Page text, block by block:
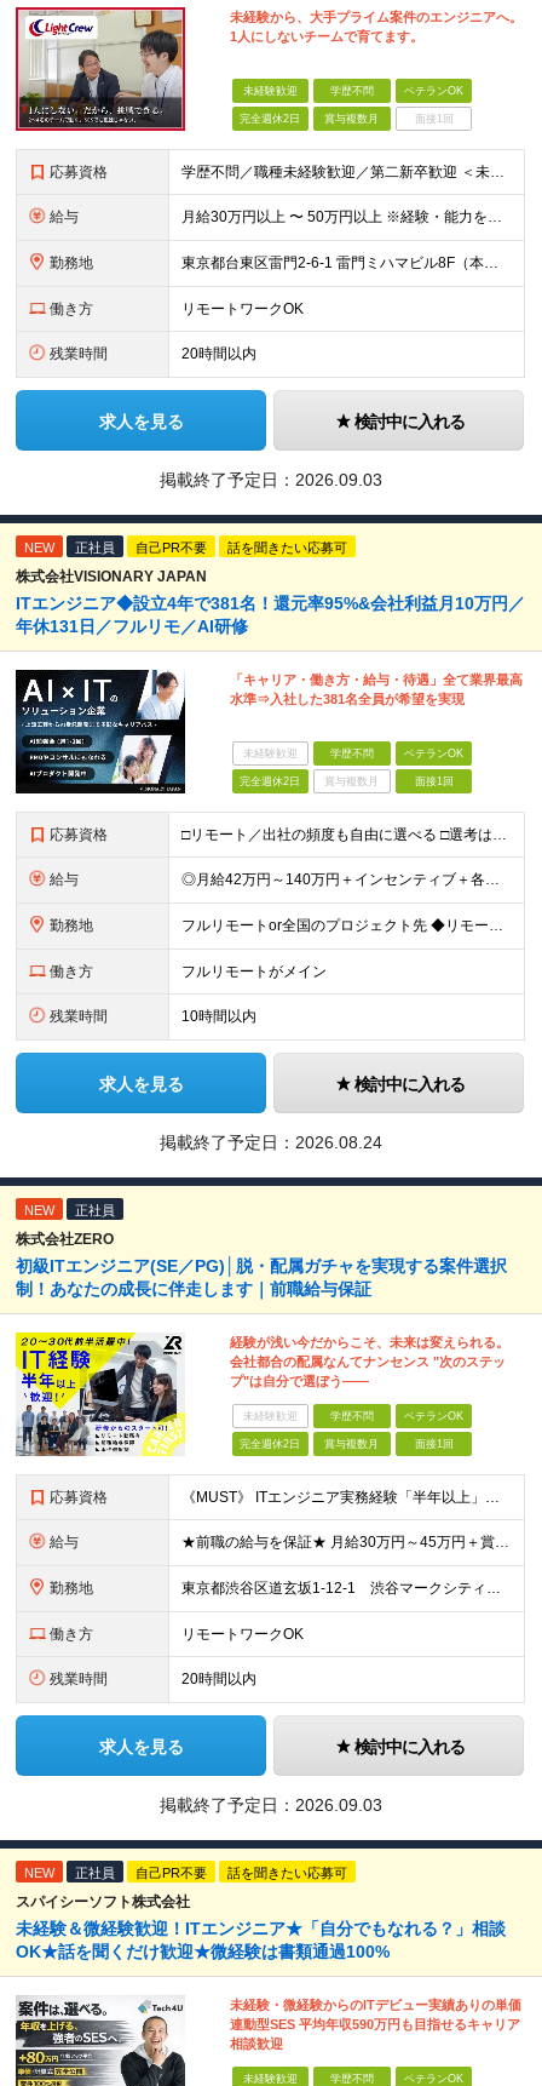
未経験から、大手プライム案件のエンジニアへ。
1人にしないチームで育てます。
未経験歓迎 学歴不問 ベテランOK
完全週休2日 賞与複数月 面接1回
応募資格 学歴不問／職種未経験歓迎／第二新卒歓迎 ＜未経験・第二新卒の方＞ ・プログラミングの学習経験がある方（スクール／独学／専門学校いずれも可） ・モノづくりが好きで、自分で学び続けられる方 ※SE実務経
給与 月給30万円以上 〜 50万円以上 ※経験・能力を考慮のうえ、当社規定により優遇します。 ※年俸制（月給として支給）。 ※想定年収400万〜700万円。 【給与体系】 ・昇給：適宜（前年度実績：社員
勤務地 東京都台東区雷門2-6-1 雷門ミハマビル8F（本社） および東京23区内のプロジェクト先 ※常駐先（東京23区内）が変わることはありますが、転勤はありません。 ※社員の約7割が週2〜3日リモート勤
働き方 リモートワークOK
残業時間 20時間以内
求人を見る 検討中に入れる
掲載終了予定日： 2026.09.03
NEW 正社員 自己PR不要 話を聞きたい応募可
株式会社VISIONARY JAPAN
ITエンジニア◆設立4年で381名！還元率95%&会社利益月10万円／
年休131日／フルリモ／AI研修
「キャリア・働き方・給与・待遇」全て業界最高
水準⇒入社した381名全員が希望を実現
未経験歓迎 学歴不問 ベテランOK
完全週休2日 賞与複数月 面接1回
応募資格 □リモート／出社の頻度も自由に選べる □選考は役員とWeb面談1回のみ □学歴不問／第二新卒歓迎／ブランクOK 【応募条件】 ◎ITエンジニアの実務経験1年以上をお持ちの方 └言語・業界・ジャンル不
給与 ◎月給42万円～140万円＋インセンティブ＋各種手当 ・エンジニア平均年収640万円 ・入社したエンジニア全員年収UP！平均180万円UP！ ・還元率80~95%！平均還元率86.9% ・単価連動型⇒
勤務地 フルリモートor全国のプロジェクト先 ◆リモート実施率93%（リモート／出社の頻度も自分で選べる） ◆UIターン歓迎！転勤なし ※(変更の範囲)上記を除く当社関連勤務地 ＼独立した評価機関による評価
働き方 フルリモートがメイン
残業時間 10時間以内
求人を見る 検討中に入れる
掲載終了予定日： 2026.08.24
NEW 正社員
株式会社ZERO
初級ITエンジニア(SE／PG)│脱・配属ガチャを実現する案件選択
制！あなたの成長に伴走します｜前職給与保証
経験が浅い今だからこそ、未来は変えられる。
会社都合の配属なんてナンセンス "次のステッ
プ"は自分で選ぼう――
未経験歓迎 学歴不問 ベテランOK
完全週休2日 賞与複数月 面接1回
応募資格 《MUST》 ITエンジニア実務経験「半年以上」の方 ※運用保守・テスト・監視や ヘルプデスク・開発補助等の経験でもOK ※言語・環境・工程・業界すべて不問 ※資格や技術領域も不問 ＼ZEROはこ
給与 ★前職の給与を保証★ 月給30万円～45万円＋賞与年2回＋各種手当 ※経験やスキル等を考慮して決定 ※固定残業代含む 1ヶ月あたり6万1320円～14万円 （固定残業時間：1ヶ月あたり40時
勤務地 東京都渋谷区道玄坂1-12-1 渋谷マークシティウエスト14階 東京都新宿区西新宿6-5-1 新宿アイランドタワー6階 東京都新宿区新宿3丁目38－1 東京都豊島区南池袋1丁目28-2 東京都豊島区南
働き方 リモートワークOK
残業時間 20時間以内
求人を見る 検討中に入れる
掲載終了予定日： 2026.09.03
NEW 正社員 自己PR不要 話を聞きたい応募可
スパイシーソフト株式会社
未経験＆微経験歓迎！ITエンジニア★「自分でもなれる？」相談
OK★話を聞くだけ歓迎★微経験は書類通過100%
未経験・微経験からのITデビュー実績ありの単価
連動型SES 平均年収590万円も目指せるキャリア
相談歓迎
未経験歓迎 学歴不問 ベテランOK